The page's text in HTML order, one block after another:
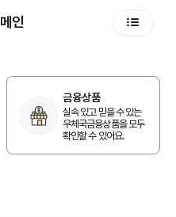
인
금융상품
실속 있고 믿을 수 있는
우체국금융상품을 모두
확인할 수 있어요.